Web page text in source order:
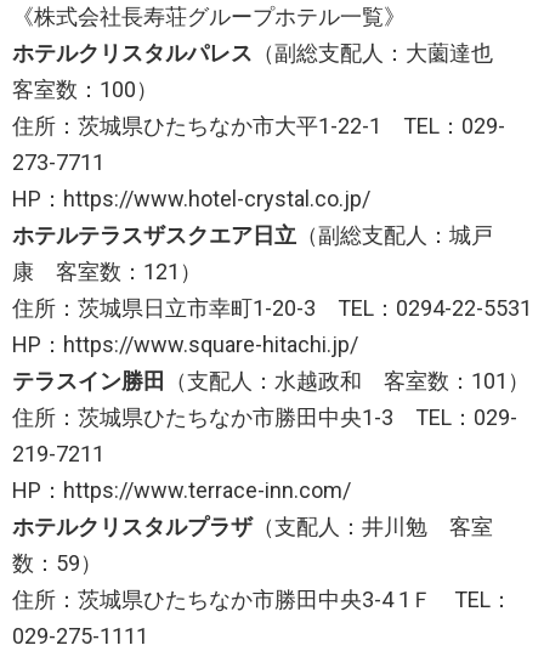
《株式会社長寿荘グループホテル一覧》
ホテルクリスタルパレス （副総支配人：大薗達也
客室数：100）
住所：茨城県ひたちなか市大平1-22-1 TEL：029-
273-7711
HP：https://www.hotel-crystal.co.jp/
ホテルテラスザスクエア日立 （副総支配人：城戸
康 客室数：121）
住所：茨城県日立市幸町1-20-3 TEL：0294-22-5531
HP：https://www.square-hitachi.jp/
テラスイン勝田
（支配人：水越政和 客室数：101）
住所：茨城県ひたちなか市勝田中央1-3 TEL：029-
219-7211
HP：https://www.terrace-inn.com/
ホテルクリスタルプラザ（支配人：井川勉 客室
数：59）
住所：茨城県ひたちなか市勝田中央3-4 1Ｆ TEL：
029-275-1111